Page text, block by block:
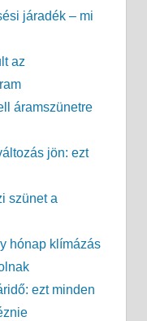
járadék – mi
az
áramszünetre
jön: ezt
szünet a
hónap klímázás
ezt minden